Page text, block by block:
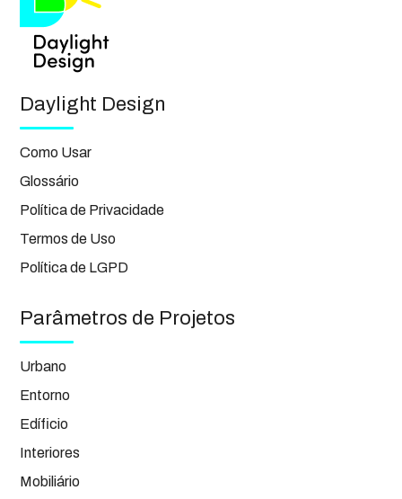
Daylight Design
Como Usar
Glossário
Política de Privacidade
Termos de Uso
Política de LGPD
Parâmetros de Projetos
Urbano
Entorno
Edíficio
Interiores
Mobiliário